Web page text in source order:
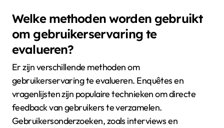
Welke methoden worden gebruikt
om gebruikerservaring te
evalueren?
Er zijn verschillende methoden om
gebruikerservaring te evalueren. Enquêtes en
vragenlijsten zijn populaire technieken om directe
feedback van gebruikers te verzamelen.
Gebruikersonderzoeken, zoals interviews en